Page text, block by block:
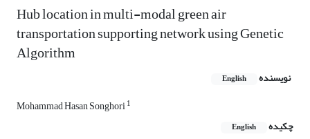
Hub location in multi-modal green air
transportation supporting network using Genetic
Algorithm
نویسنده English
Mohammad Hasan Songhori1
چکیده English